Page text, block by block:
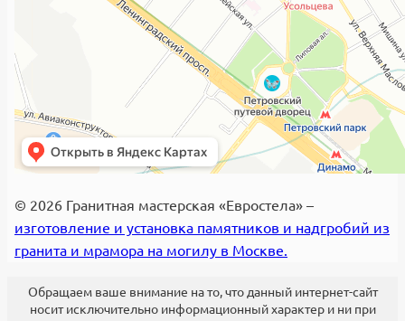
© 2026 Гранитная мастерская «Евростела» –
изготовление и установка памятников и надгробий из
гранита и мрамора на могилу в Москве.
Обращаем ваше внимание на то, что данный интернет-сайт
носит исключительно информационный характер и ни при